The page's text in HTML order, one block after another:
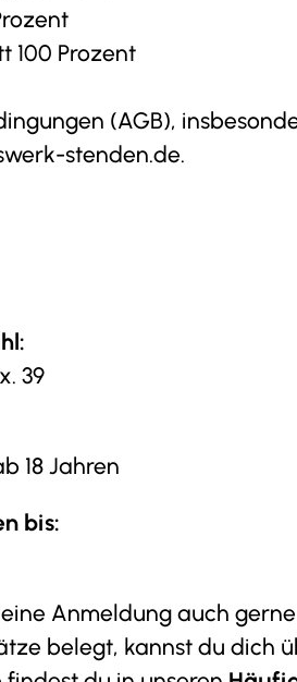
100 Prozent
(AGB),
stenden.de.
39
18 Jahren
bis:
Anmeldung auch
belegt, kannst du dich